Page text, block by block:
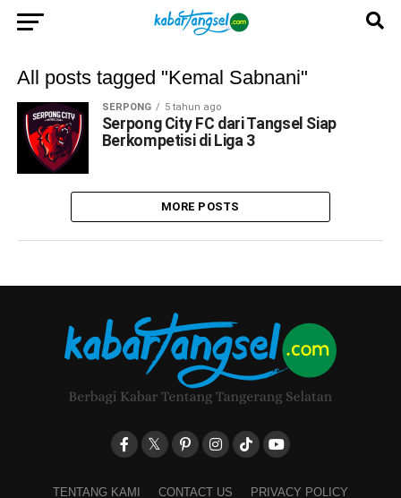
All posts tagged "Kemal Sabnani"
SERPONG 5 tahun ago
Serpong City FC dari Tangsel Siap
Berkompetisi di Liga 3
MORE POSTS
TENTANG KAMI CONTACT US PRIVACY POLICY